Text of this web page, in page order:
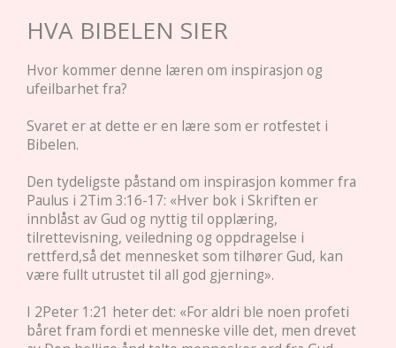
HVA BIBELEN SIER
Hvor kommer denne læren om inspirasjon og
ufeilbarhet fra?
Svaret er at dette er en lære som er rotfestet i
Bibelen.
Den tydeligste påstand om inspirasjon kommer fra
Paulus i 2Tim 3:16-17: «Hver bok i Skriften er
innblåst av Gud og nyttig til opplæring,
tilrettevisning, veiledning og oppdragelse i
rettferd,så det mennesket som tilhører Gud, kan
være fullt utrustet til all god gjerning».
I 2Peter 1:21 heter det: «For aldri ble noen profeti
båret fram fordi et menneske ville det, men drevet